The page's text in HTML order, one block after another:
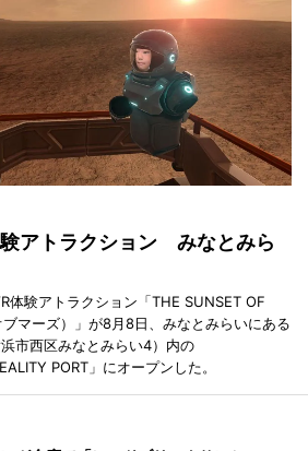
アトラクション みなとみら
体験アトラクション「THE SUNSET OF
マーズ）」が8月8日、みなとみらいにある
市西区みなとみらい4）内の
PORT」にオープンした。